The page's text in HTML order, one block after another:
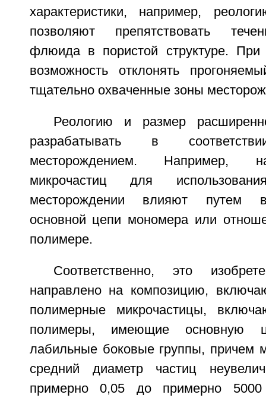
характеристики, например,
позволяют препятствовать
флюида в пористой структуре. При
возможность отклонять
тщательно охваченные зоны
Реологию и размер
разрабатывать в
месторождением. Например,
микрочастиц для
месторождении влияют путем
основной цепи мономера или
полимере.
Соответственно, это
направлено на композицию,
полимерные микрочастицы,
полимеры, имеющие основную
лабильные боковые группы, причем
средний диаметр частиц
примерно 0,05 до примерно